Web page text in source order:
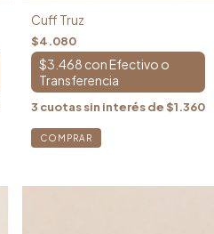
Cuff Truz
$4.080
$3.468 con
3 cuotas sin interés de$1.360